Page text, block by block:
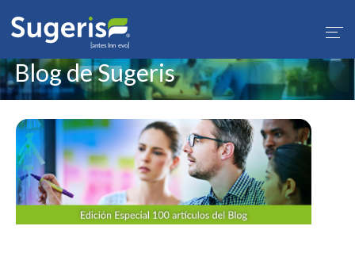
Blog de Sugeris